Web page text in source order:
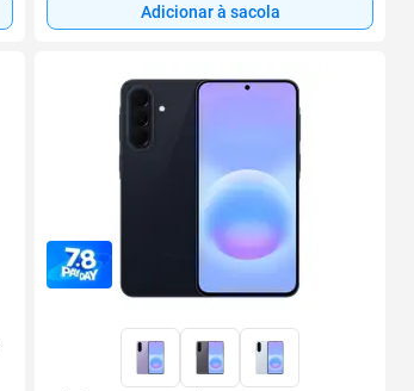
Adicionar à sacola